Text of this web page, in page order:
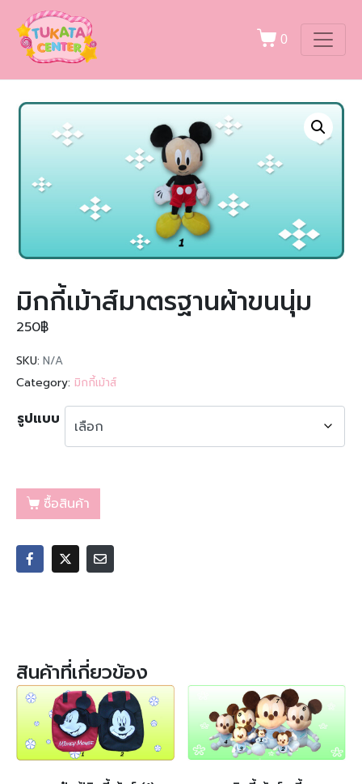
0
มิกกี้เม้าส์มาตรฐานผ้าขนนุ่ม
250฿
SKU: N/A
Category: มิกกี้เม้าส์
รูปแบบ
ซื้อสินค้า
สินค้าที่เกี่ยวข้อง